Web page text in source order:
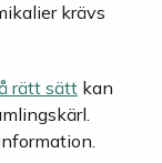
krävs
rätt sätt kan